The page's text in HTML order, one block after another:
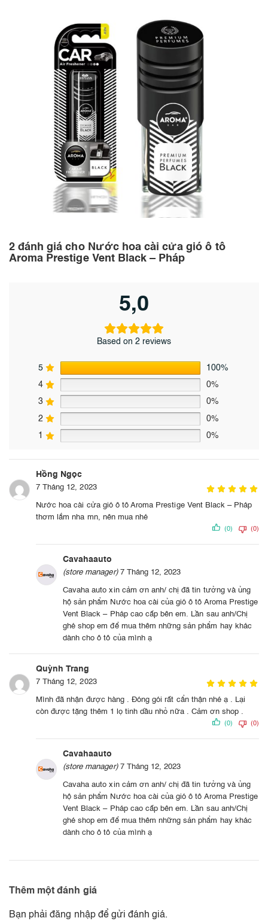
2 đánh giá cho Nước hoa cài cửa gió ô tô
Aroma Prestige Vent Black – Pháp
5,0
Based on 2 reviews
5 100%
4 0%
3 0%
2 0%
1 0%
Hồng Ngọc
7 Tháng 12, 2023
Nước hoa cài cửa gió ô tô Aroma Prestige Vent Black – Pháp
thơm lắm nha mn, nên mua nhé
(0) (0)
Cavahaauto
(store manager) 7 Tháng 12, 2023
Cavaha auto xin cảm ơn anh/ chị đã tin tưởng và ủng
hộ sản phẩm Nước hoa cài của gió ô tô Aroma Prestige
Vent Black – Pháp cao cấp bên em. Lần sau anh/Chị
ghé shop em để mua thêm những sản phẩm hay khác
dành cho ô tô của mình ạ
Quỳnh Trang
7 Tháng 12, 2023
Mình đã nhận được hàng . Đóng gói rất cẩn thận nhé ạ . Lại
còn được tặng thêm 1 lọ tinh dầu nhỏ nữa . Cảm ơn shop .
(0) (0)
Cavahaauto
(store manager) 7 Tháng 12, 2023
Cavaha auto xin cảm ơn anh/ chị đã tin tưởng và ủng
hộ sản phẩm Nước hoa cài của gió ô tô Aroma Prestige
Vent Black – Pháp cao cấp bên em. Lần sau anh/Chị
ghé shop em để mua thêm những sản phẩm hay khác
dành cho ô tô của mình ạ
Thêm một đánh giá
Bạn phảiđăng nhậpđể gửi đánh giá.